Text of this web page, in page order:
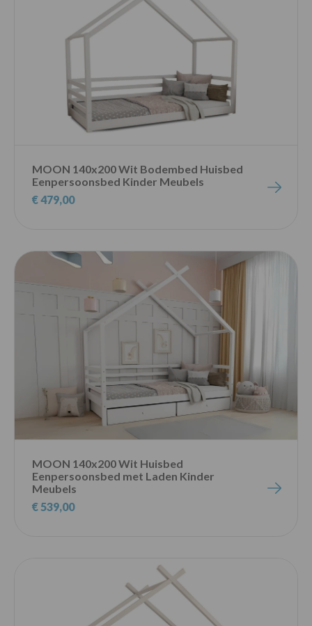
MOON 140x200 Wit Bodembed Huisbed
Eenpersoonsbed Kinder Meubels
€ 479,00
MOON 140x200 Wit Huisbed
Eenpersoonsbed met Laden Kinder
Meubels
€ 539,00